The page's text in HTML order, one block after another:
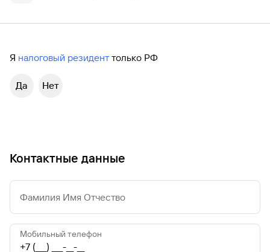
Я налоговый резиденттолько РФ
Да Нет
Контактные данные
Фамилия Имя Отчество
Мобильный телефон